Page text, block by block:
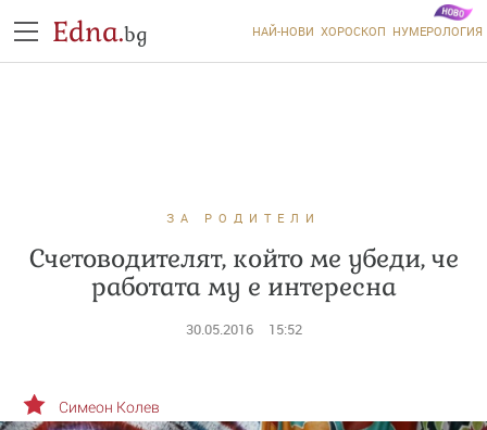
Edna.bg НАЙ-НОВИ ХОРОСКОП НУМЕРОЛОГИЯ
ЗА РОДИТЕЛИ
Счетоводителят, който ме убеди, че
работата му е интересна
30.05.2016 15:52
Симеон Колев